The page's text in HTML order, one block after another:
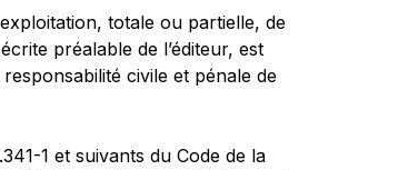
totale ou partielle, de
préalable de l’éditeur, est
civile et pénale de
1 et suivants du Code de la